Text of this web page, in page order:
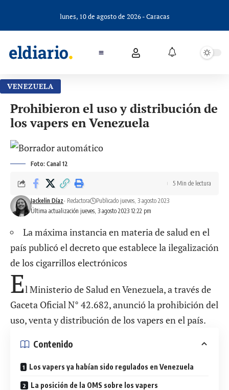
lunes, 10 de agosto de 2026 - Caracas
VENEZUELA
Prohibieron el uso y distribución de
los vapers en Venezuela
Foto: Canal 12
Última actualización jueves, 3 agosto 2023 12:22 pm
Jackelin Díaz- Redactora Publicado jueves, 3 agosto 2023
5 Min de lectura
La máxima instancia en materia de salud en el
país publicó el decreto que establece la ilegalización
de los cigarrillos electrónicos
El Ministerio de Salud en Venezuela, a través de
Gaceta Oficial N° 42.682, anunció la prohibición del
uso, venta y distribución de los vapers en el país.
Contenido
Los vapers ya habían sido regulados en Venezuela
La posición de la OMS sobre los vapers